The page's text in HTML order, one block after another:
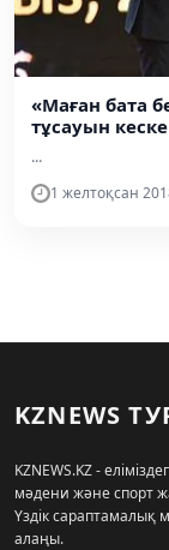
«Маған бата
тұсауын
...
1 желтоқсан
KZNEWS
KZNEWS.KZ -
мәдени және спорт
Үздік
алаңы.